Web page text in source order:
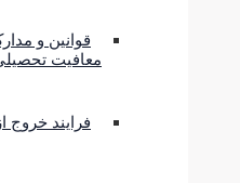
قوانین و
معافیت
فرایند خروج